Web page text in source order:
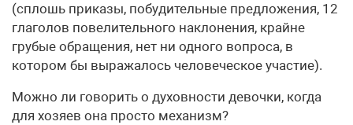
(сплошь приказы, побудительные предложения, 12
глаголов повелительного наклонения, крайне
грубые обращения, нет ни одного вопроса, в
котором бы выражалось человеческое участие).
Можно ли говорить о духовности девочки, когда
для хозяев она просто механизм?